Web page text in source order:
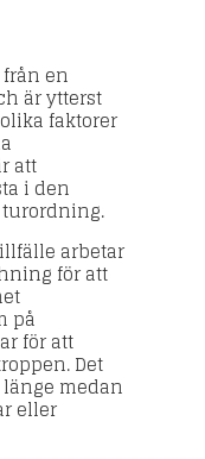
en
är ytterst
faktorer
att
i den
arbetar
för att
på
för att
Det
medan
eller